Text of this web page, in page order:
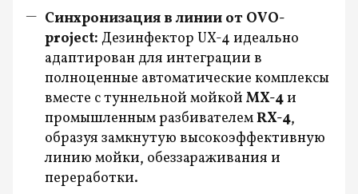
Синхронизация в линии от OVO-
project: Дезинфектор UX-4 идеально
адаптирован для интеграции в
полноценные автоматические комплексы
вместе с туннельной мойкой MX-4и
промышленным разбивателемRX-4,
образуя замкнутую высокоэффективную
линию мойки, обеззараживания и
переработки.